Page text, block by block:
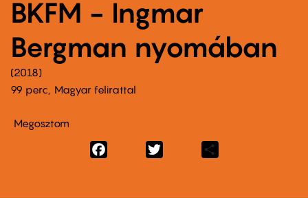
BKFM - Ingmar
Bergman nyomában
2018
99 perc,
Magyar felirattal
Megosztom
Facebook